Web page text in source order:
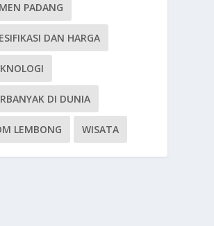
PADANG
DAN HARGA
DI DUNIA
LEMBONG WISATA